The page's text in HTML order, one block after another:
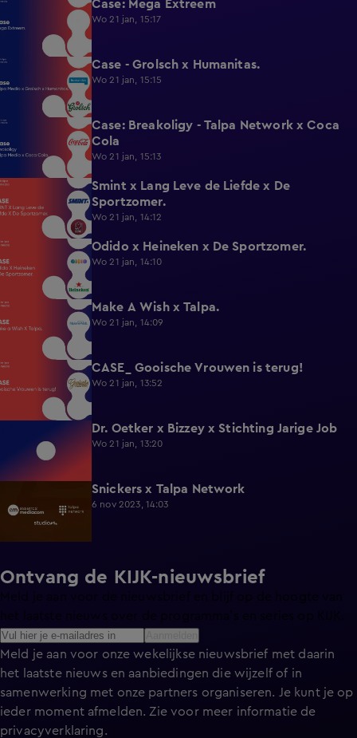
2:36 Case: Mega Extreem
Wo 21 jan, 15:17
2:30 Case - Grolsch x Humanitas.
Wo 21 jan, 15:15
3:06
Case: Breakoligy - Talpa Network x Coca
Cola
Wo 21 jan, 15:13
3:02
Smint x Lang Leve de Liefde x De
Sportzomer.
Wo 21 jan, 14:12
3:24 Odido x Heineken x De Sportzomer.
Wo 21 jan, 14:10
2:50 Make A Wish x Talpa.
Wo 21 jan, 14:09
2:49 CASE_ Gooische Vrouwen is terug!
Wo 21 jan, 13:52
Dr. Oetker x Bizzey x Stichting Jarige Job
Wo 21 jan, 13:20
Snickers x Talpa Network
6 nov 2023, 14:03
Ontvang de KIJK-nieuwsbrief
Meld je aan voor de nieuwsbrief en blijf op de hoogte van
het laatste nieuws over de programma’s en series op KIJK.
Meld je aan voor onze wekelijkse nieuwsbrief met daarin
het laatste nieuws en aanbiedingen die wijzelf of in
samenwerking met onze partners organiseren. Je kunt je op
ieder moment afmelden. Zie voor meer informatie de
privacyverklaring.